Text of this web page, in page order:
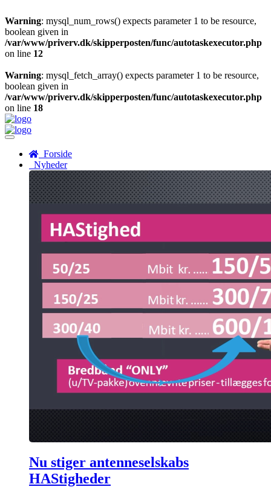
Warning: mysql_num_rows() expects parameter 1 to be resource,
boolean given in
/var/www/priverv.dk/skipperposten/func/autotaskexecutor.php
on line 12
Warning: mysql_fetch_array() expects parameter 1 to be resource,
boolean given in
/var/www/priverv.dk/skipperposten/func/autotaskexecutor.php
on line 18
Menu
Forside
Nyheder
Nu stiger antenneselskabs
HAStigheder